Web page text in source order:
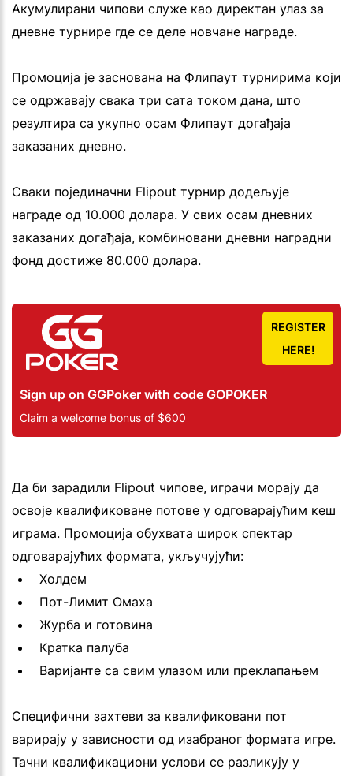
Акумулирани чипови служе као директан улаз за
дневне турнире где се деле новчане награде.
Промоција је заснована на Флипаут турнирима који
се одржавају свака три сата током дана, што
резултира са укупно осам Флипаут догађаја
заказаних дневно.
Сваки појединачни Flipout турнир додељује
награде од 10.000 долара. У свих осам дневних
заказаних догађаја, комбиновани дневни наградни
фонд достиже 80.000 долара.
Sign up on GGPoker with code GOPOKER
Claim a welcome bonus of $600
REGISTER
HERE!
Да би зарадили Flipout чипове, играчи морају да
освоје квалификоване потове у одговарајућим кеш
играма. Промоција обухвата широк спектар
одговарајућих формата, укључујући:
Холдем
Пот-Лимит Омаха
Журба и готовина
Кратка палуба
Варијанте са свим улазом или преклапањем
Специфични захтеви за квалификовани пот
варирају у зависности од изабраног формата игре.
Тачни квалификациони услови се разликују у